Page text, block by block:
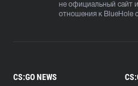
не официальный сайт
отношения к BlueHole
CS:GO NEWS